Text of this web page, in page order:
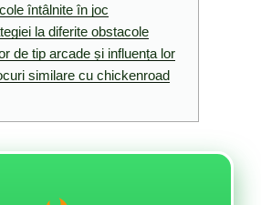
întâlnite în joc
la diferite obstacole
de tip arcade și influența lor
similare cu chickenroad